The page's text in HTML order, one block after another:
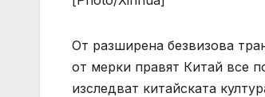
От разширена безвизова
от мерки правят Китай все
изследват китайската